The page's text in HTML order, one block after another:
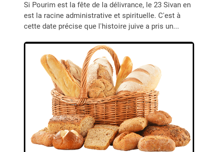
Si Pourim est la fête de la délivrance, le 23 Sivan en
est la racine administrative et spirituelle. C'est à
cette date précise que l'histoire juive a pris un...